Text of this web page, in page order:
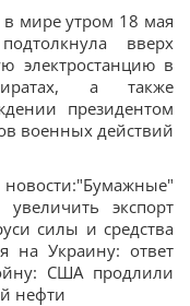
мире утром 18 мая
вверх
электростанцию в
а также
президентом
военных действий
экспорт
силы и средства
на Украину: ответ
США продлили
нефти